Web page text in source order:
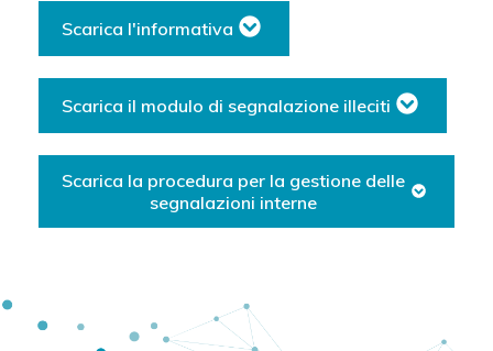
Scarica l'informativa
Scarica il modulo di segnalazione illeciti
Scarica la procedura per la gestione delle
segnalazioni interne